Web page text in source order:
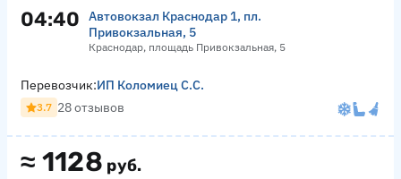
04:40
Автовокзал Краснодар 1, пл.
Привокзальная, 5
Краснодар, площадь Привокзальная, 5
≈ 1128 руб.
Перевозчик:ИП Коломиец С.С.
3.7 28 отзывов